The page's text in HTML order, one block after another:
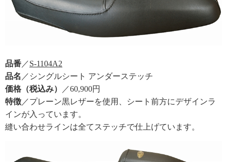
品番 ／S-1104A2
品名 ／シングルシート アンダーステッチ
価格（税込み）
／60,900円
特徴 ／プレーン黒レザーを使用、シート前方にデザインラ
インが入っています。
縫い合わせラインは全てステッチで仕上げています。